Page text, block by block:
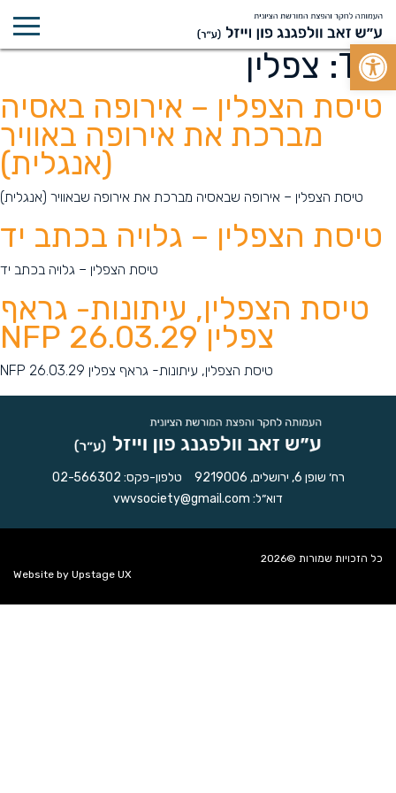
Open toolbar
Tag: צפלין
טיסת הצפלין – אירופה באסיה
מברכת את אירופה באוויר
(אנגלית)
טיסת הצפלין – אירופה שבאסיה מברכת את אירופה שבאוויר (אנגלית)
טיסת הצפלין – גלויה בכתב יד
טיסת הצפלין – גלויה בכתב יד
טיסת הצפלין, עיתונות- גראף
צפלין 26.03.29 NFP
טיסת הצפלין, עיתונות- גראף צפלין 26.03.29 NFP
רח׳ שופן 6, ירושלים, 9219006 טלפון-פקס: 02-566302
דוא״ל: vwvsociety@gmail.com
כל הזכויות שמורות ©2026
Website by Upstage UX